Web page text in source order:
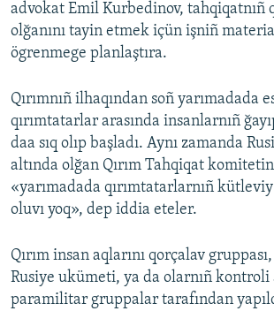
advokat Emil Kurbedinov, tahqiqatnıñ
olğanını tayin etmek içün işniñ
ögrenmege planlaştıra.
Qırımnıñ ilhaqından soñ yarımadada
qırımtatarlar arasında insanlarnıñ
daa sıq olıp başladı. Aynı zamanda
altında olğan Qırım Tahqiqat
«yarımadada qırımtatarlarnıñ
oluvı yoq», dep iddia eteler.
Qırım insan aqlarını qorçalav
Rusiye ukümeti, ya da olarnıñ kontroli
paramilitar gruppalar tarafından